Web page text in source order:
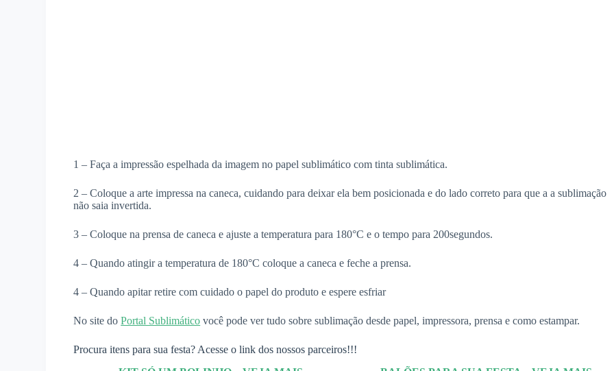
1 – Faça a impressão espelhada da imagem no papel sublimático com tinta sublimática.
2 – Coloque a arte impressa na caneca, cuidando para deixar ela bem posicionada e do lado correto para que a a sublimação
não saia invertida.
3 – Coloque na prensa de caneca e ajuste a temperatura para 180°C e o tempo para 200segundos.
4 – Quando atingir a temperatura de 180°C coloque a caneca e feche a prensa.
4 – Quando apitar retire com cuidado o papel do produto e espere esfriar
No site doPortal Sublimático você pode ver tudo sobre sublimação desde papel, impressora, prensa e como estampar.
Procura itens para sua festa? Acesse o link dos nossos parceiros!!!